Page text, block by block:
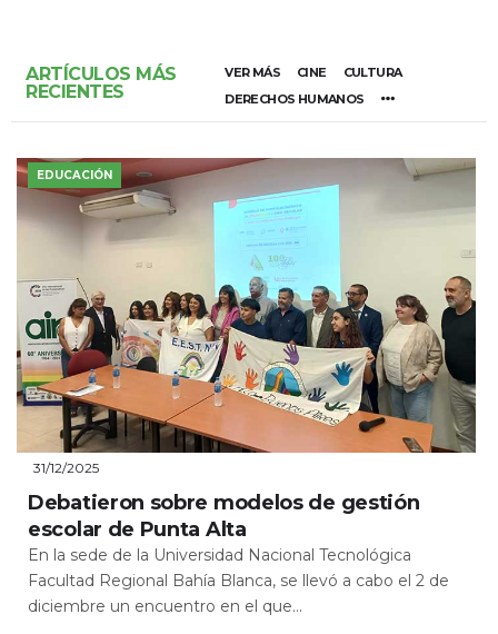
ARTÍCULOS MÁS
RECIENTES
VER MÁS CINE
CULTURA
DERECHOS HUMANOS
EDUCACIÓN
31/12/2025
Debatieron sobre modelos de gestión
escolar de Punta Alta
En la sede de la Universidad Nacional Tecnológica
Facultad Regional Bahía Blanca, se llevó a cabo el 2 de
diciembre un encuentro en el que...